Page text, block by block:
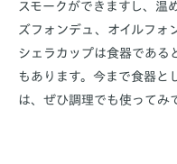
スモークができますし、温
ズフォンデュ、オイルフォ
シェラカップは食器である
もあります。今まで食器と
は、ぜひ調理でも使ってみ